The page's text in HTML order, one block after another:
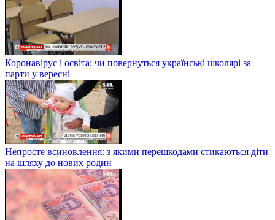
Коронавірус і освіта: чи повернуться українські школярі за
парти у вересні
Непросте всиновлення: з якими перешкодами стикаються діти
на шляху до нових родин